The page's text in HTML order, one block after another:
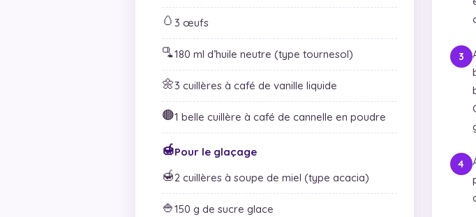
🥚 3 œufs
🫗180 ml d’huile neutre (type tournesol)
🌼3 cuillères à café de vanille liquide
🟤1 belle cuillère à café de cannelle en poudre
🍯Pour le glaçage
🍯2 cuillères à soupe de miel (type acacia)
🍚150 g de sucre glace